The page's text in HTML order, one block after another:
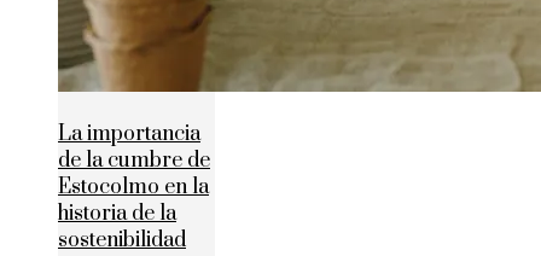
La importancia
de la cumbre de
Estocolmo en la
historia de la
sostenibilidad